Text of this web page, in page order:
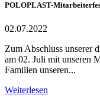
POLOPLAST-
02.07.2022
Zum Abschluss unserer
am 02. Juli mit unseren
Familien unseren...
Weiterlesen